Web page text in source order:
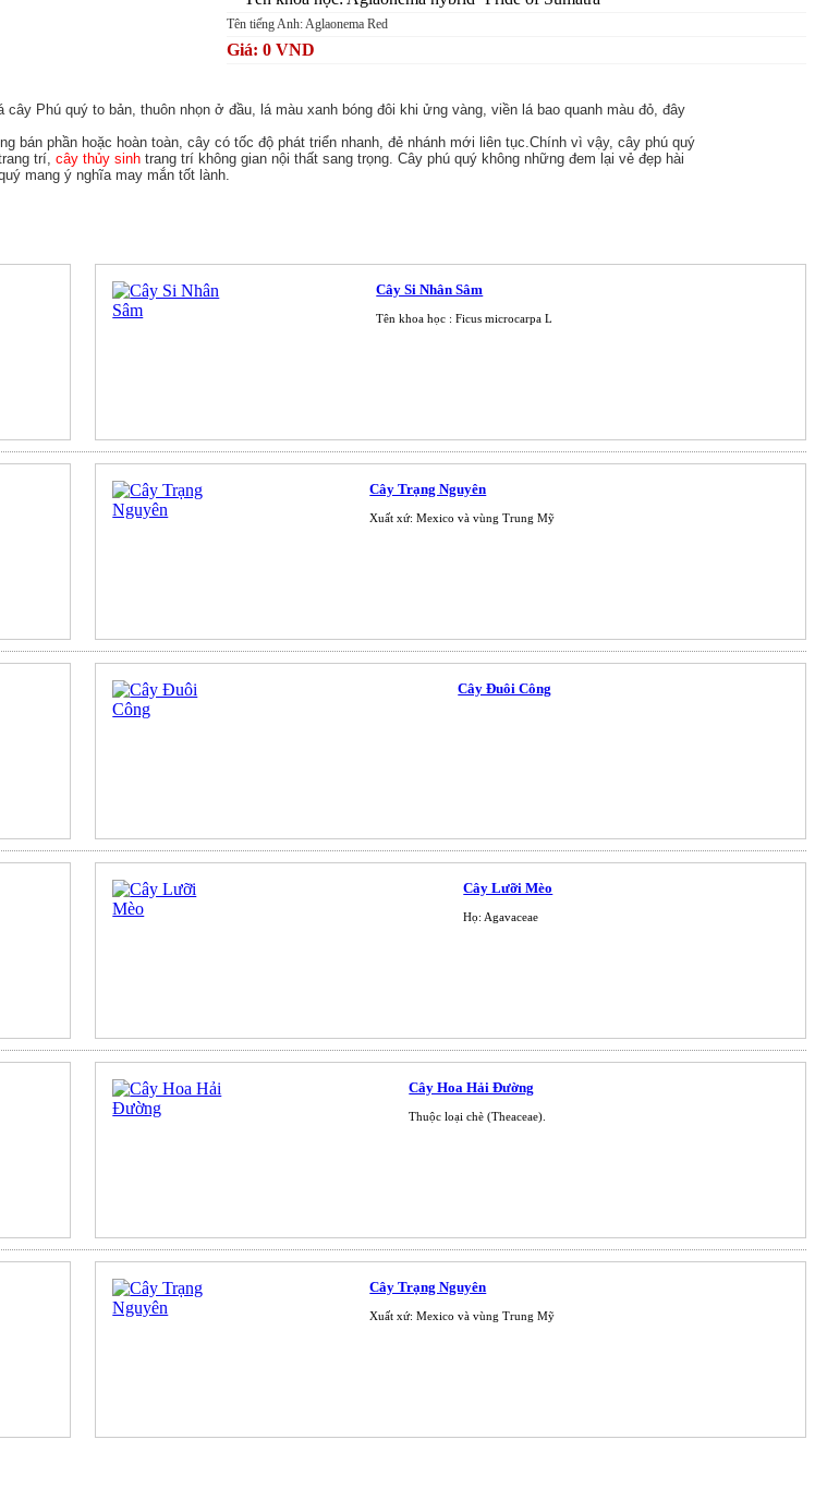
Tên tiếng Anh: Aglaonema Red
Giá: 0 VND
Phú quý to bản, thuôn nhọn ở đầu, lá màu xanh bóng đôi khi ửng vàng, viền lá bao quanh màu đỏ, đây
bán phần hoặc hoàn toàn, cây có tốc độ phát triển nhanh, đẻ nhánh mới liên tục.Chính vì vậy, cây phú quý
trí, cây thủy sinhtrang trí không gian nội thất sang trọng. Cây phú quý không những đem lại vẻ đẹp hài
mang ý nghĩa may mắn tốt lành.
Cây Si Nhân Sâm
Tên khoa học : Ficus microcarpa L
Cây Trạng Nguyên
Xuất xứ: Mexico và vùng Trung Mỹ
Cây Đuôi Công
Cây Lưỡi Mèo
Họ: Agavaceae
Cây Hoa Hải Đường
Thuộc loại chè (Theaceae).
Cây Trạng Nguyên
Xuất xứ: Mexico và vùng Trung Mỹ